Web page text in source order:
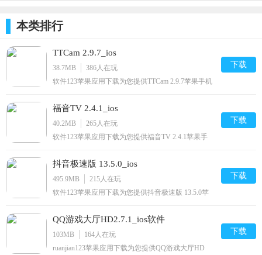
本类排行
TTCam 2.9.7_ios
38.7MB 386人在玩
软件123苹果应用下载为您提供TTCam 2.9.7苹果手机
下载
福音TV 2.4.1_ios
40.2MB 265人在玩
软件123苹果应用下载为您提供福音TV 2.4.1苹果手
下载
抖音极速版 13.5.0_ios
495.9MB 215人在玩
软件123苹果应用下载为您提供抖音极速版 13.5.0苹
下载
QQ游戏大厅HD2.7.1_ios软件
103MB 164人在玩
ruanjian123苹果应用下载为您提供QQ游戏大厅HD
下载